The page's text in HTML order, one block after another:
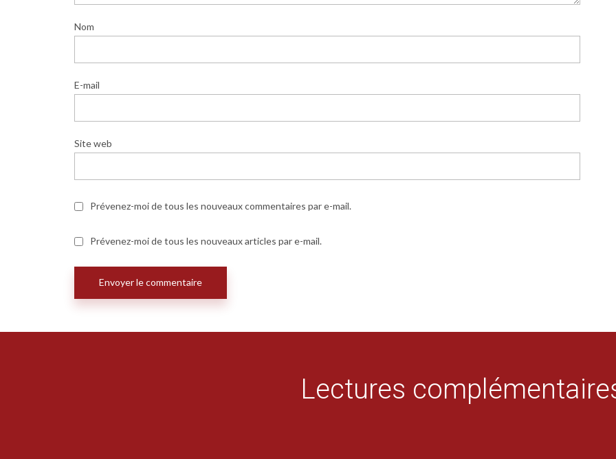
Nom
E-mail
Site web
Prévenez-moi de tous les nouveaux commentaires par e-mail.
Prévenez-moi de tous les nouveaux articles par e-mail.
Lectures